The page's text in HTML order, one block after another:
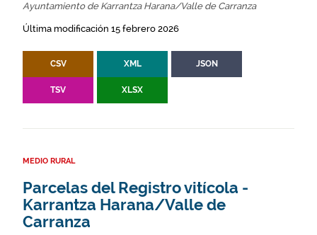
Ayuntamiento de Karrantza Harana/Valle de Carranza
Última modificación 15 febrero 2026
CSV XML JSON
TSV XLSX
MEDIO RURAL
Parcelas del Registro vitícola -
Karrantza Harana/Valle de
Carranza